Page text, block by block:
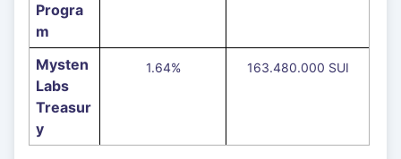
Progra
m
Mysten
Labs
Treasur
y
1.64% 163.480.000 SUI